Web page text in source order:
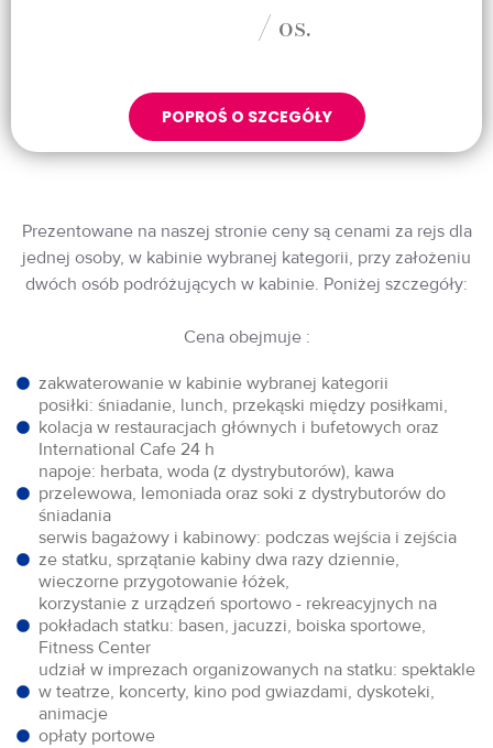
/ os.
POPROŚ O SZCEGÓŁY
Prezentowane na naszej stronie ceny są cenami za rejs dla
jednej osoby, w kabinie wybranej kategorii, przy założeniu
dwóch osób podróżujących w kabinie. Poniżej szczegóły:
Cena obejmuje :
zakwaterowanie w kabinie wybranej kategorii
posiłki: śniadanie, lunch, przekąski między posiłkami,
kolacja w restauracjach głównych i bufetowych oraz
International Cafe 24 h
napoje: herbata, woda (z dystrybutorów), kawa
przelewowa, lemoniada oraz soki z dystrybutorów do
śniadania
serwis bagażowy i kabinowy: podczas wejścia i zejścia
ze statku, sprzątanie kabiny dwa razy dziennie,
wieczorne przygotowanie łóżek,
korzystanie z urządzeń sportowo - rekreacyjnych na
pokładach statku: basen, jacuzzi, boiska sportowe,
Fitness Center
udział w imprezach organizowanych na statku: spektakle
w teatrze, koncerty, kino pod gwiazdami, dyskoteki,
animacje
opłaty portowe